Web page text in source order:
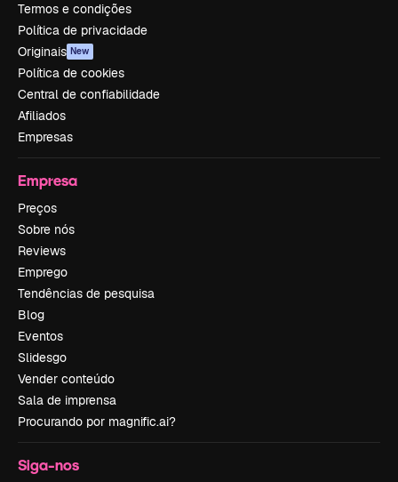
Termos e condições
Política de privacidade
Originais New
Política de cookies
Central de confiabilidade
Afiliados
Empresas
Empresa
Preços
Sobre nós
Reviews
Emprego
Tendências de pesquisa
Blog
Eventos
Slidesgo
Vender conteúdo
Sala de imprensa
Procurando por magnific.ai?
Siga-nos